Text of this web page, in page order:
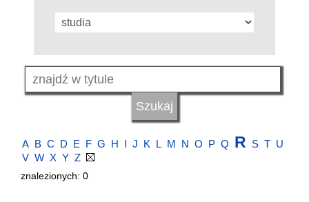
A B C D E F G H I J K L M N O P Q R S T U
V W X Y Z
znalezionych: 0